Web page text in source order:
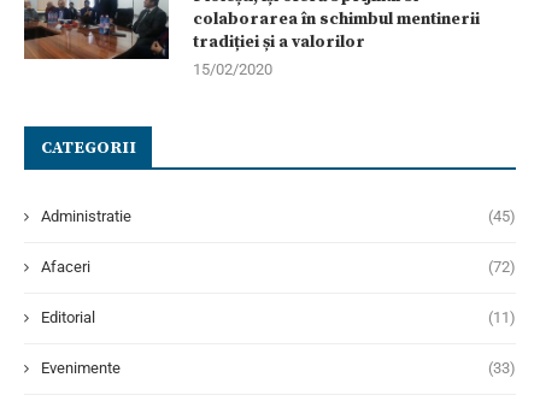
colaborarea în schimbul mentinerii
tradiției și a valorilor
15/02/2020
CATEGORII
Administratie (45)
Afaceri (72)
Editorial (11)
Evenimente (33)